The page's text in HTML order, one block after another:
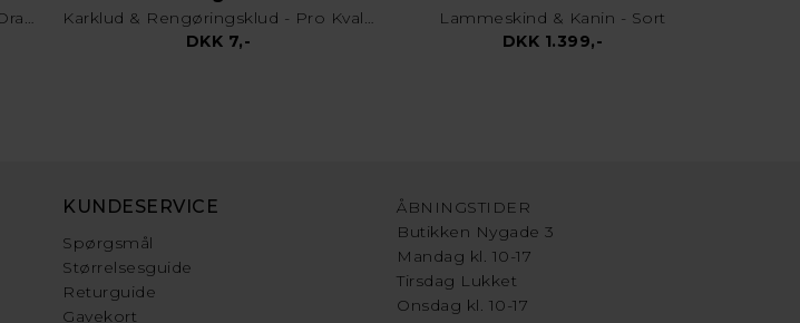
Gulvklud Viskose - Pro Kvalitet - Orange
Karklud & Rengøringsklud - Pro Kvalitet - Valgfri Farve
DKK 7,-
Lammeskind & Kanin - Sort
DKK 1.399,-
KUNDESERVICE
Spørgsmål
Størrelsesguide
Returguide
Gavekort
ÅBNINGSTIDER
Butikken Nygade 3
Mandag kl. 10-17
Tirsdag Lukket
Onsdag kl. 10-17